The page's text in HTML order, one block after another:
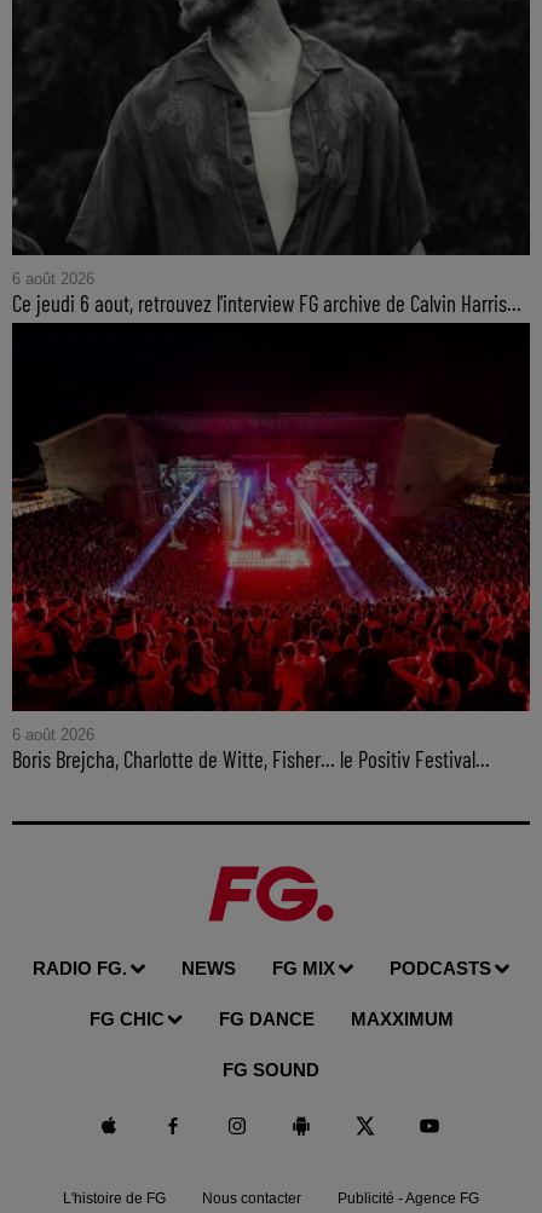
6 août 2026
Ce jeudi 6 aout, retrouvez l'interview FG archive de Calvin Harris...
6 août 2026
Boris Brejcha, Charlotte de Witte, Fisher… le Positiv Festival...
RADIO FG. NEWS FG MIX PODCASTS
FG CHIC FG DANCE MAXXIMUM
FG SOUND
L'histoire de FG Nous contacter Publicité - Agence FG